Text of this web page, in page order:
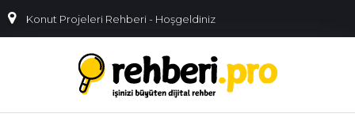
Konut Projeleri Rehberi - Hoşgeldiniz